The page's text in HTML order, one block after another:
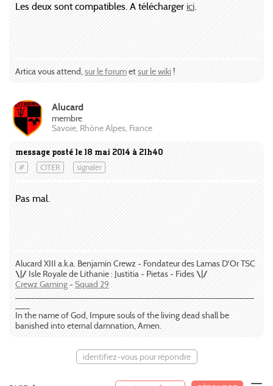
Les deux sont compatibles. A télécharger ici.
Artica vous attend,sur le forumetsur le wiki!
message posté le 18 mai 2014 à 21h40
# CITER signaler
Alucard
membre
Savoie, Rhône Alpes, France
Pas mal.
Alucard XIII a.k.a. Benjamin Crewz - Fondateur des Lamas D'Or TSC
\|/ Isle Royale de Lithanie : Justitia - Pietas - Fides\|/
Crewz Gaming-Squad 29
In the name of God, Impure souls of the living dead shall be
banished into eternal damnation, Amen.
identifiez-vous pour répondre